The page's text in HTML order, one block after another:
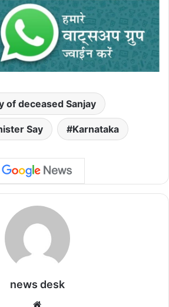
of deceased Sanjay
Say Karnataka
news desk